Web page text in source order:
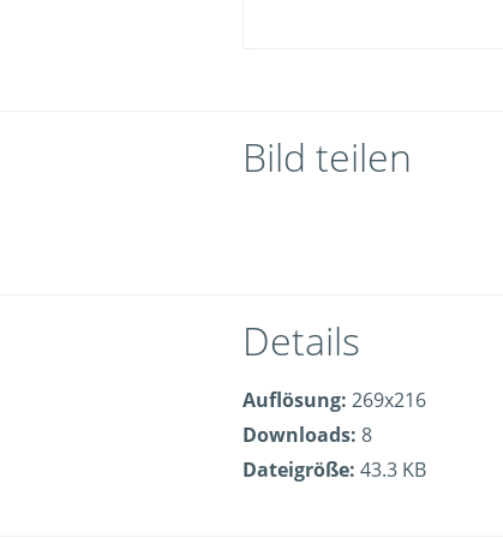
Bild teilen
Details
Auflösung: 269x216
Downloads: 8
Dateigröße: 43.3 KB